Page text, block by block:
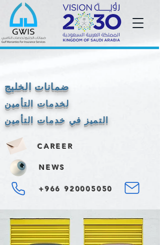
ضمانات الخليج
لخدمات التأمين
التميز في خدمات التأمين
+966 920005050
NEWS
CAREER